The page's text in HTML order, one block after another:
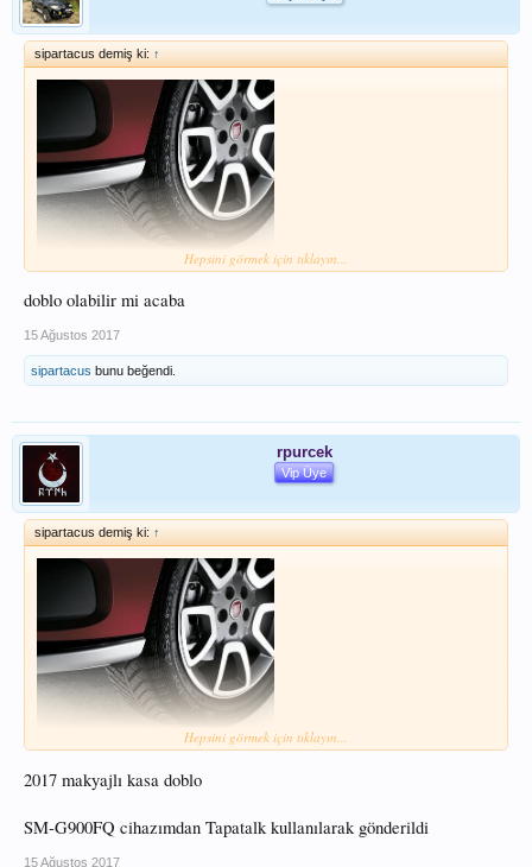
sipartacus demiş ki: ↑
Bir tane de benden olsun o zaman
Hepsini görmek için tıklayın...
doblo olabilir mi acaba
15 Ağustos 2017
sipartacus bunu beğendi.
rpurcek
Vip Üye
sipartacus demiş ki: ↑
Bir tane de benden olsun o zaman
Hepsini görmek için tıklayın...
2017 makyajlı kasa doblo
SM-G900FQ cihazımdan Tapatalk kullanılarak gönderildi
15 Ağustos 2017